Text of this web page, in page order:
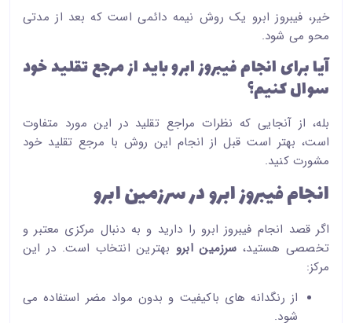
خیر، فیبروز ابرو یک روش نیمه دائمی است که بعد از مدتی
محو می شود.
آیا برای انجام فیبروز ابرو باید از مرجع تقلید خود
سوال کنیم؟
بله، از آنجایی که نظرات مراجع تقلید در این مورد متفاوت
است، بهتر است قبل از انجام این روش با مرجع تقلید خود
مشورت کنید.
انجام فیبروز ابرو در سرزمین ابرو
اگر قصد انجام فیبروز ابرو را دارید و به دنبال مرکزی معتبر و
تخصصی هستید، سرزمین ابروبهترین انتخاب است. در این
مرکز:
از رنگدانه های باکیفیت و بدون مواد مضر استفاده می
شود.